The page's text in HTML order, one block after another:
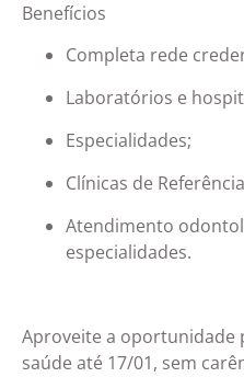
Benefícios
Completa rede
Laboratórios e
Especialidades;
Clínicas de
Atendimento
especialidades.
Aproveite a oportunidade
saúde até 17/01, sem